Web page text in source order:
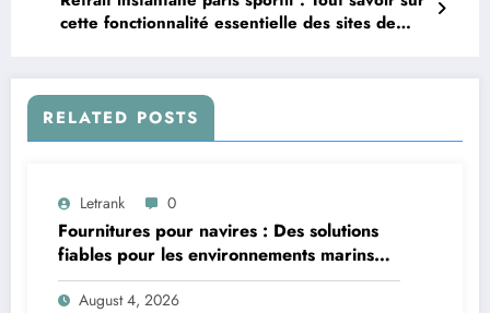
cette fonctionnalité essentielle des sites de
RELATED POSTS
Letrank 0
Fournitures pour navires : Des solutions
fiables pour les environnements marins
exigeants
August 4, 2026